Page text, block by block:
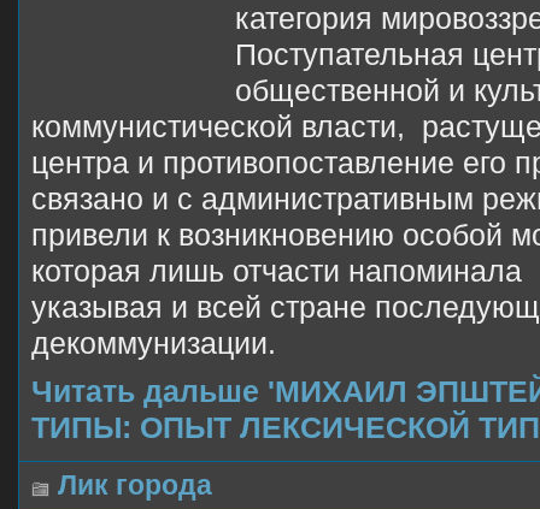
категория
Поступательная
общественной и
коммунистической власти,
центра и противопоставление его
связано и с административным
привели к возникновению особой
которая лишь отчасти напоминала
указывая и всей стране
декоммунизации.
Читать дальше 'МИХАИЛ
ТИПЫ: ОПЫТ ЛЕКСИЧЕСКОЙ
Лик города